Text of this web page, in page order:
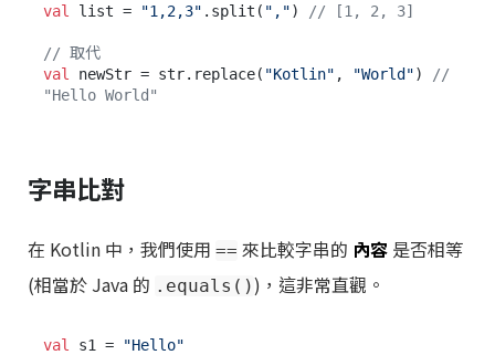
val
list = "1,2,3" .split( ",") // [1, 2, 3]
// 取代
val
newStr = str.replace( "Kotlin" , "World")
//
"Hello World"
字串比對
在 Kotlin 中，我們使用 == 來比較字串的 內容 是否相等
(相當於 Java 的 .equals())，這非常直觀。
val s1 =
"Hello"